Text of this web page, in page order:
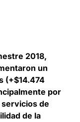
2018,
un
(+$14.474
por
de
de la